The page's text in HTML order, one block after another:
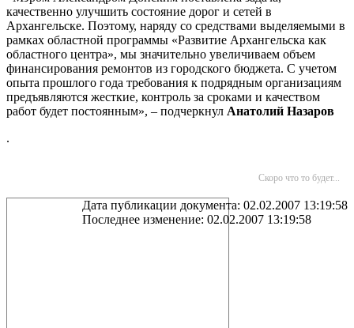
качественно улучшить состояние дорог и сетей в
Архангельске. Поэтому, наряду со средствами выделяемыми в
рамках областной программы «Развитие Архангельска как
областного центра», мы значительно увеличиваем объем
финансирования ремонтов из городского бюджета. С учетом
опыта прошлого года требования к подрядным организациям
предъявляются жесткие, контроль за сроками и качеством
работ будет постоянным», – подчеркнул Анатолий Назаров
.
Скоро что то будет...
Дата публикации документа: 02.02.2007 13:19:58
Последнее изменение: 02.02.2007 13:19:58